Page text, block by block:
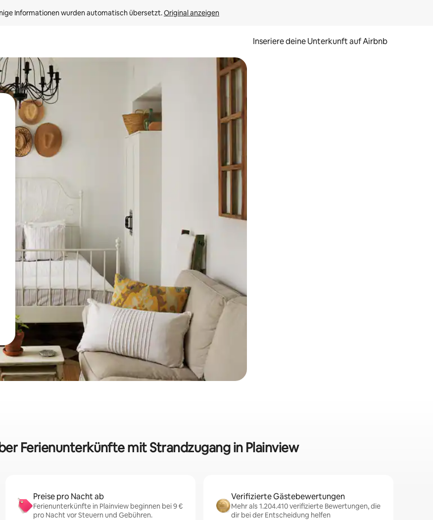
Informationen wurden automatisch übersetzt. Original anzeigen
Inseriere deine Unterkunft auf Airbnb
nach oben und unten oder erkunde die Ergebnisse durch Berühren oder Wischgesten.
Ferienunterkünfte mit Strandzugang in Plainview
Preise pro Nacht ab
Ferienunterkünfte in Plainview beginnen bei 9 €
pro Nacht vor Steuern und Gebühren.
Verifizierte Gästebewertungen
Mehr als 1.204.410 verifizierte Bewertungen, die
dir bei der Entscheidung helfen